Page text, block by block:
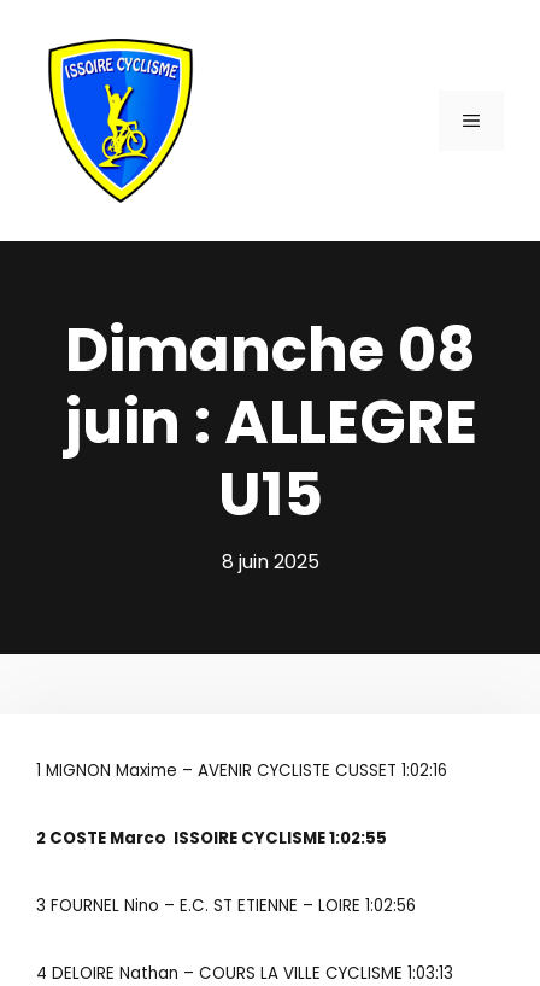
contenu
MENU
Dimanche 08
juin : ALLEGRE
U15
8 juin 2025
1 MIGNON Maxime – AVENIR CYCLISTE CUSSET 1:02:16
2 COSTE Marco ISSOIRE CYCLISME 1:02:55
3 FOURNEL Nino – E.C. ST ETIENNE – LOIRE 1:02:56
4 DELOIRE Nathan – COURS LA VILLE CYCLISME 1:03:13